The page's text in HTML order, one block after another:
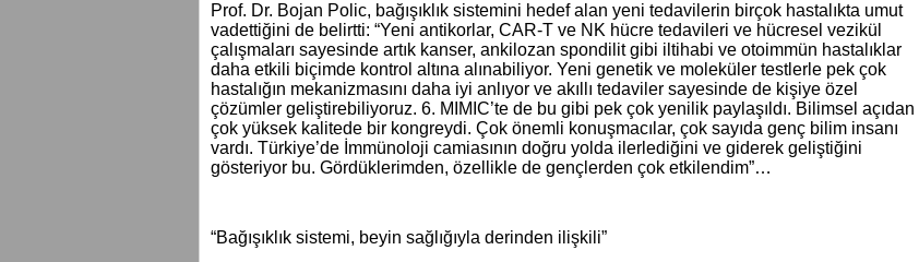
Prof. Dr. Bojan Polic, bağışıklık sistemini hedef alan yeni tedavilerin birçok hastalıkta umut
vadettiğini de belirtti: “Yeni antikorlar, CAR-T ve NK hücre tedavileri ve hücresel vezikül
çalışmaları sayesinde artık kanser, ankilozan spondilit gibi iltihabi ve otoimmün hastalıklar
daha etkili biçimde kontrol altına alınabiliyor. Yeni genetik ve moleküler testlerle pek çok
hastalığın mekanizmasını daha iyi anlıyor ve akıllı tedaviler sayesinde de kişiye özel
çözümler geliştirebiliyoruz. 6. MIMIC’te de bu gibi pek çok yenilik paylaşıldı. Bilimsel açıdan
çok yüksek kalitede bir kongreydi. Çok önemli konuşmacılar, çok sayıda genç bilim insanı
vardı. Türkiye’de İmmünoloji camiasının doğru yolda ilerlediğini ve giderek geliştiğini
gösteriyor bu. Gördüklerimden, özellikle de gençlerden çok etkilendim”…
“Bağışıklık sistemi, beyin sağlığıyla derinden ilişkili”